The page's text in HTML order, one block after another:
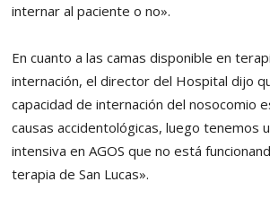
internar al paciente o no».
En cuanto a las camas disponible en
internación, el director del Hospital dijo
capacidad de internación del nosocomio
causas accidentológicas, luego tenemos
intensiva en AGOS que no está
terapia de San Lucas».